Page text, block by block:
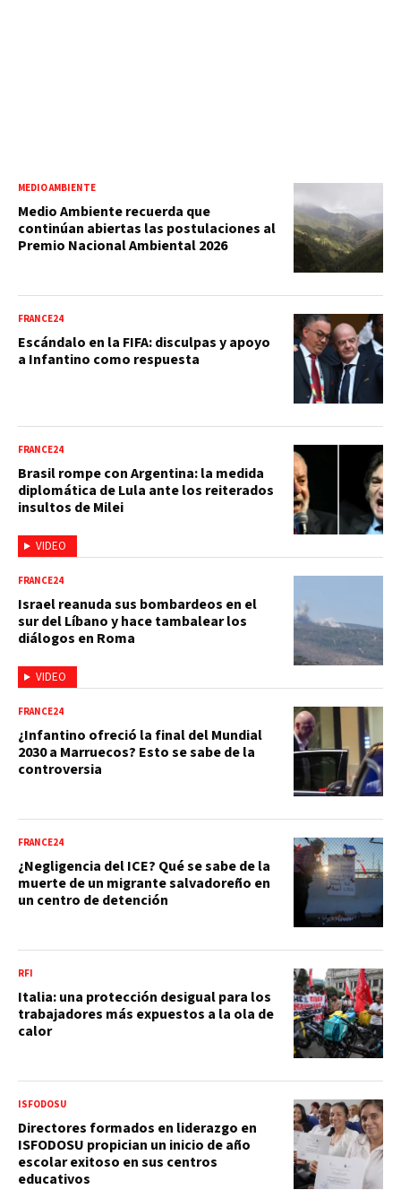
MEDIO AMBIENTE
Medio Ambiente recuerda que
continúan abiertas las postulaciones al
Premio Nacional Ambiental 2026
FRANCE24
Escándalo en la FIFA: disculpas y apoyo
a Infantino como respuesta
VIDEO
FRANCE24
Brasil rompe con Argentina: la medida
diplomática de Lula ante los reiterados
insultos de Milei
VIDEO
FRANCE24
Israel reanuda sus bombardeos en el
sur del Líbano y hace tambalear los
diálogos en Roma
FRANCE24
¿Infantino ofreció la final del Mundial
2030 a Marruecos? Esto se sabe de la
controversia
FRANCE24
¿Negligencia del ICE? Qué se sabe de la
muerte de un migrante salvadoreño en
un centro de detención
RFI
Italia: una protección desigual para los
trabajadores más expuestos a la ola de
calor
ISFODOSU
Directores formados en liderazgo en
ISFODOSU propician un inicio de año
escolar exitoso en sus centros
educativos